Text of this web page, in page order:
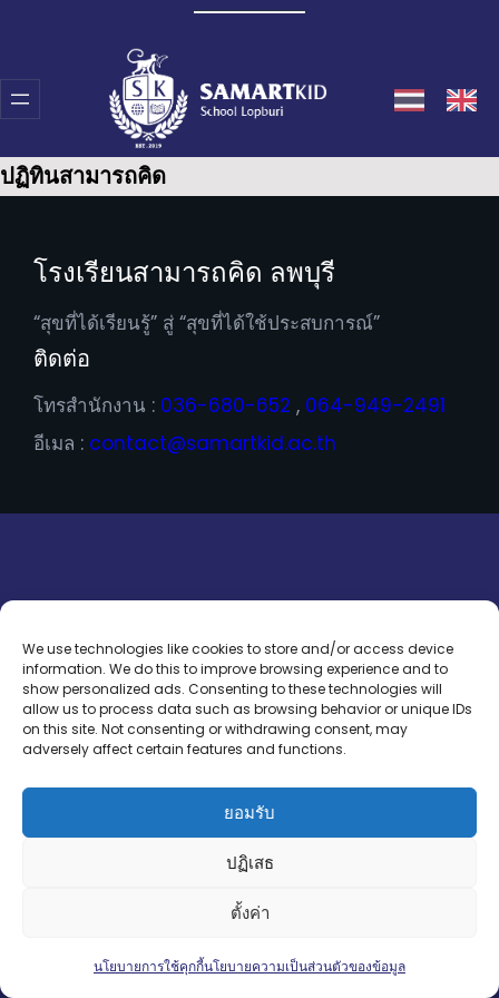
We use technologies like cookies to store and/or access device
information. We do this to improve browsing experience and to
show personalized ads. Consenting to these technologies will
allow us to process data such as browsing behavior or unique IDs
on this site. Not consenting or withdrawing consent, may
adversely affect certain features and functions.
ยอมรับ
ปฏิเสธ
ตั้งค่า
นโยบายการใช้คุกกี้นโยบายความเป็นส่วนตัวของข้อมูล
content
ปฏิทินสามารถคิด
โรงเรียนสามารถคิด ลพบุรี
“สุขที่ได้เรียนรู้” สู่ “สุขที่ได้ใช้ประสบการณ์”
ติดต่อ
โทรสำนักงาน : 036-680-652 , 064-949-2491
อีเมล : contact@samartkid.ac.th
Open